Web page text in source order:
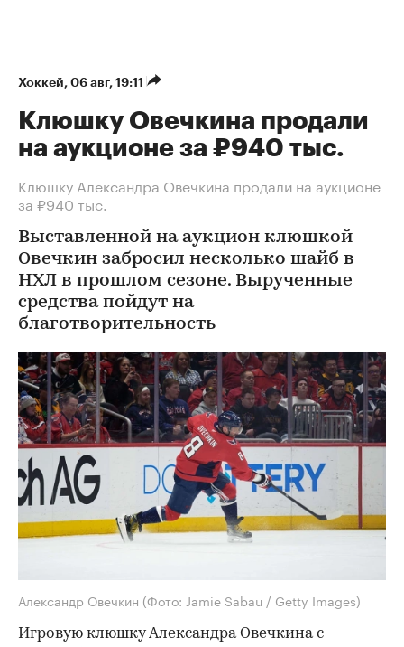
Хоккей⁠, 06 авг, 19:11
Клюшку Овечкина продали
на аукционе за ₽940 тыс.
Клюшку Александра Овечкина продали на аукционе
за ₽940 тыс.
Выставленной на аукцион клюшкой
Овечкин забросил несколько шайб в
НХЛ в прошлом сезоне. Вырученные
средства пойдут на
благотворительность
Александр Овечкин (Фото: Jamie Sabau / Getty Images)
Игровую клюшку Александра Овечкина с